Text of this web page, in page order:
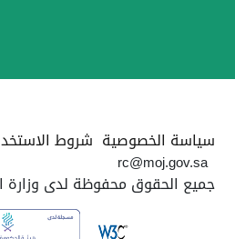
سياسة الخصوصية شروط
rc@moj.gov.sa
جميع الحقوق محفوظة لدى وزارة